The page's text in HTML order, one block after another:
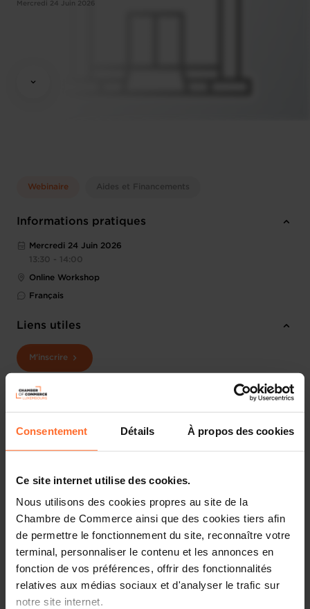
Consentement Détails À propos des cookies
Ce site internet utilise des cookies.
Nous utilisons des cookies propres au site de la
Chambre de Commerce ainsi que des cookies tiers afin
de permettre le fonctionnement du site, reconnaître votre
terminal, personnaliser le contenu et les annonces en
fonction de vos préférences, offrir des fonctionnalités
relatives aux médias sociaux et d'analyser le trafic sur
notre site internet.
Mercredi 24 Juin 2026
Webinaire Aides et Financements
Informations pratiques
Mercredi 24 Juin 2026
13:30 - 14:00
Online Workshop
Français
Liens utiles
M'inscrire
Partager cet article